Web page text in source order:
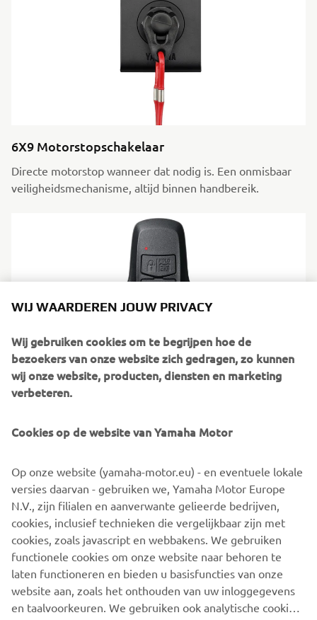
6X9 Motorstopschakelaar
Directe motorstop wanneer dat nodig is. Een onmisbaar
veiligheidsmechanisme, altijd binnen handbereik.
6X9 Key fob
het ertoe doet. Deze drijvende key fob is gekoppeld met
beveiligen, zodat alleen de juiste persoon de
buitenboordmotor kan starten.
VIND JE DICHTSTBIJZIJNDE DEALER
WIJ WAARDEREN JOUW PRIVACY
Wij gebruiken cookies om te begrijpen hoe de
bezoekers van onze website zich gedragen, zo kunnen
wij onze website, producten, diensten en marketing
verbeteren.
Cookies op de website van Yamaha Motor
Op onze website (yamaha-motor.eu) - en eventuele lokale
versies daarvan - gebruiken we, Yamaha Motor Europe
N.V., zijn filialen en aanverwante gelieerde bedrijven,
cookies, inclusief technieken die vergelijkbaar zijn met
cookies, zoals javascript en webbakens. We gebruiken
functionele cookies om onze website naar behoren te
laten functioneren en bieden u basisfuncties van onze
website aan, zoals het onthouden van uw inloggegevens
en taalvoorkeuren. We gebruiken ook analytische cookies